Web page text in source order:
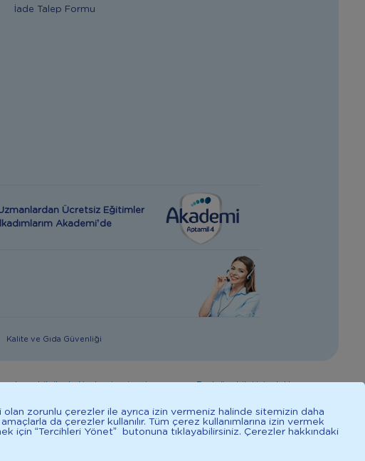
İade Talep Formu
Ücretsiz Eğitimler
İlkadımlarım Akademi’de
Kalite ve Gıda Güvenliği
bilgiler hekim tavsiyesi yerine geçmez. En doğru bilgi için doktorunuza
zorunlu çerezler ile ayrıca izin vermeniz halinde sitemizin daha
da çerezler kullanılır. Tüm çerez kullanımlarına izin vermek
için “Tercihleri Yönet” butonuna tıklayabilirsiniz. Çerezler hakkındaki